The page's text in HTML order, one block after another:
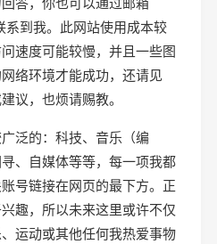
系到我。此网站使用成本较
速度可能较慢，并且一些图
络环境才能成功，还请见
议，也烦请赐教。
泛的：科技、音乐（编
、自媒体等等，每一项我都
号链接在网页的最下方。正
趣，所以未来这里或许不仅
运动或其他任何我热爱事物